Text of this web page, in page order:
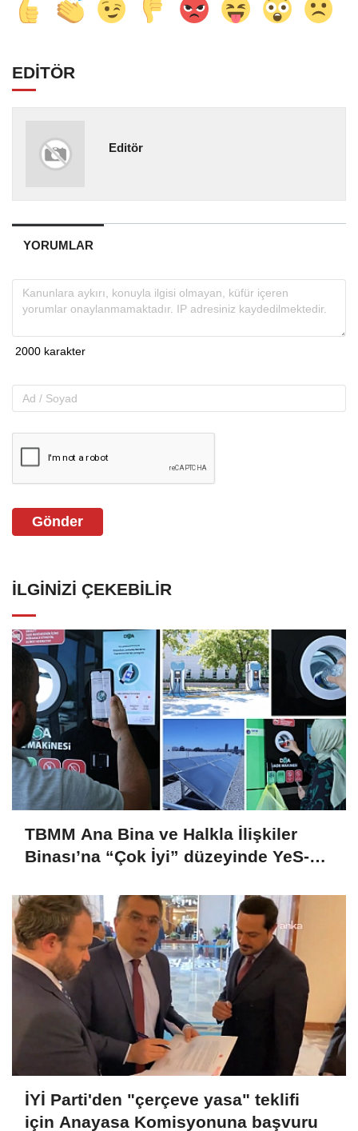
EDİTÖR
Editör
YORUMLAR
Gönder
İLGINIZI ÇEKEBILIR
TBMM Ana Bina ve Halkla İlişkiler
Binası’na “Çok İyi” düzeyinde YeS-TR
İYİ Parti'den "çerçeve yasa" teklifi
için Anayasa Komisyonuna başvuru